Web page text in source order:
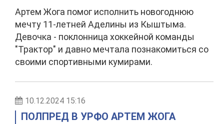
Артем Жога помог исполнить новогоднюю
мечту 11-летней Аделины из Кыштыма.
Девочка - поклонница хоккейной команды
"Трактор" и давно мечтала познакомиться со
своими спортивными кумирами.
10.12.2024 15:16
ПОЛПРЕД В УРФО АРТЕМ ЖОГА